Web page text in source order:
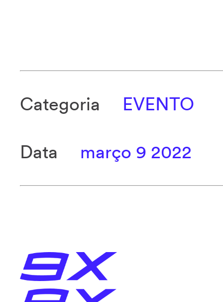
Categoria EVENTO
Data março 9 2022